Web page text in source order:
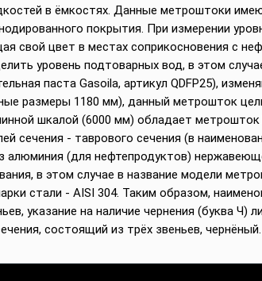
в ёмкостях. Данные метроштоки
покрытия. При измерении
свой цвет в местах соприкосновения с
уровень подтоварных вод, в этом
паста Gasoila, артикул QDFP25),
размеры 1180 мм), данный метрошток
шкалой (6000 мм) обладает
сечения - таврового сечения (в
алюминия (для нефтепродуктов)
в этом случае в название модели
стали - AISI 304. Таким образом,
указание на наличие чернения (буква Ч)
состоящий из трёх звеньев, чернёный.